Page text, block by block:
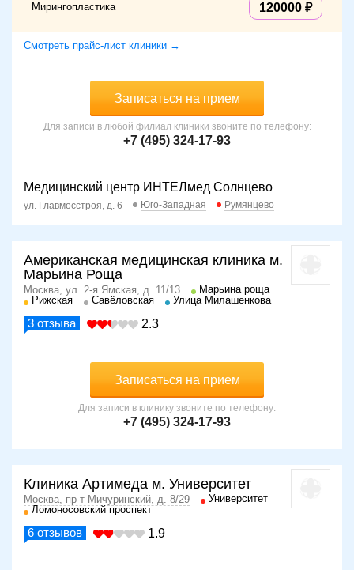
Мирингопластика 120000
Смотреть прайс-лист клиники →
Записаться на прием
Для записи в любой филиал клиники звоните по телефону:
+7 (495) 324-17-93
Медицинский центр ИНТЕЛмед Солнцево
ул. Главмосстроя, д. 6 Юго-Западная Румянцево
Американская медицинская клиника м.
Марьина Роща
Москва, ул. 2-я Ямская, д. 11/13
Марьина роща
Рижская
Савёловская Улица Милашенкова
3 отзыва 2.3
Записаться на прием
Для записи в клинику звоните по телефону:
+7 (495) 324-17-93
Клиника Артимеда м. Университет
Москва, пр-т Мичуринский, д. 8/29
Университет
Ломоносовский проспект
6 отзывов 1.9